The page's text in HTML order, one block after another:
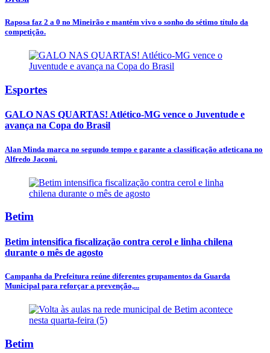
Raposa faz 2 a 0 no Mineirão e mantém vivo o sonho do sétimo título da
competição.
Esportes
GALO NAS QUARTAS! Atlético-MG vence o Juventude e
avança na Copa do Brasil
Alan Minda marca no segundo tempo e garante a classificação atleticana no
Alfredo Jaconi.
Betim
Betim intensifica fiscalização contra cerol e linha chilena
durante o mês de agosto
Campanha da Prefeitura reúne diferentes grupamentos da Guarda
Municipal para reforçar a prevenção,...
Betim